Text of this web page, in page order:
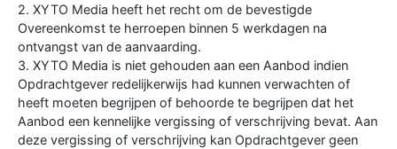
2. XYTO Media heeft het recht om de bevestigde
Overeenkomst te herroepen binnen 5 werkdagen na
ontvangst van de aanvaarding.
3. XYTO Media is niet gehouden aan een Aanbod indien
Opdrachtgever redelijkerwijs had kunnen verwachten of
heeft moeten begrijpen of behoorde te begrijpen dat het
Aanbod een kennelijke vergissing of verschrijving bevat. Aan
deze vergissing of verschrijving kan Opdrachtgever geen